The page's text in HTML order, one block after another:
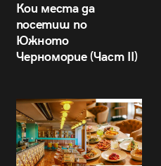
Кои места да
посетиш по
Южното
Черноморие (Част II)